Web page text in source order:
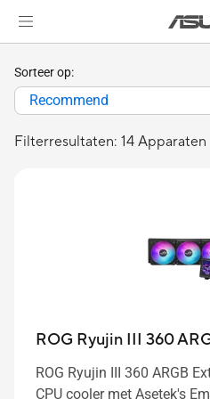
Filterresultaten: 14 Apparaten
Sorteer op:
Recommend
ROG Ryujin III 360
ROG Ryujin III 360 ARGB
CPU cooler met Asetek's